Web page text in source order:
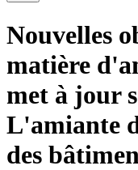
Nouvelles
matière
met à jour
L'amiante
des